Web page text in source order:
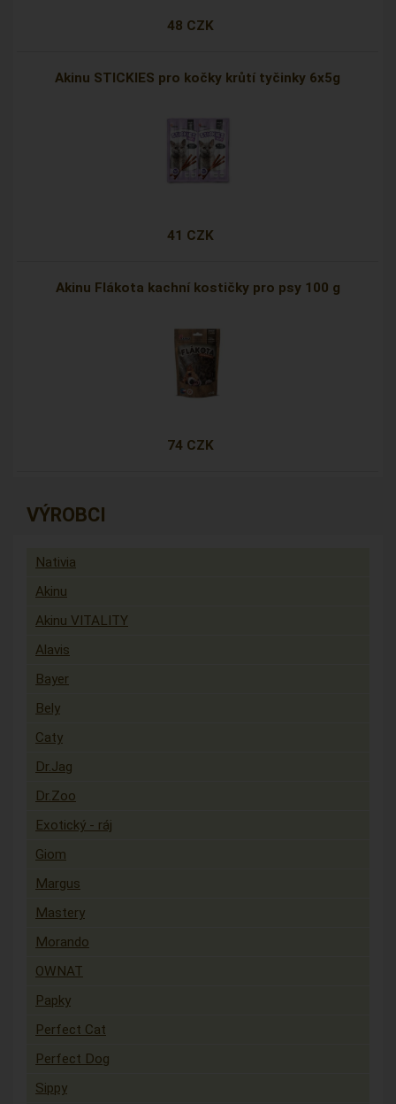
48 CZK
Akinu STICKIES pro kočky krůtí tyčinky 6x5g
41 CZK
Akinu Flákota kachní kostičky pro psy 100 g
74 CZK
VÝROBCI
Nativia
Akinu
Akinu VITALITY
Alavis
Bayer
Bely
Caty
Dr.Jag
Dr.Zoo
Exotický - ráj
Giom
Margus
Mastery
Morando
OWNAT
Papky
Perfect Cat
Perfect Dog
Sippy